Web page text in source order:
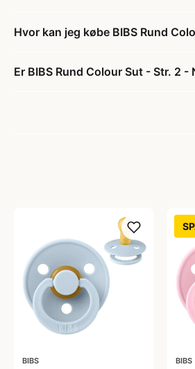
Hvor kan jeg købe BIBS Rund
Er BIBS Rund Colour Sut - Str. 2
BIBS BIBS